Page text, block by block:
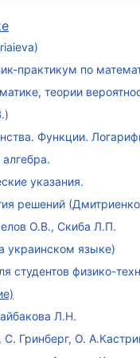
практикум по
теории
Функции.
указания.
решений
О.В., Скиба Л.П.
украинском языке)
студентов физико-
Л.Н.
Гринберг, О.